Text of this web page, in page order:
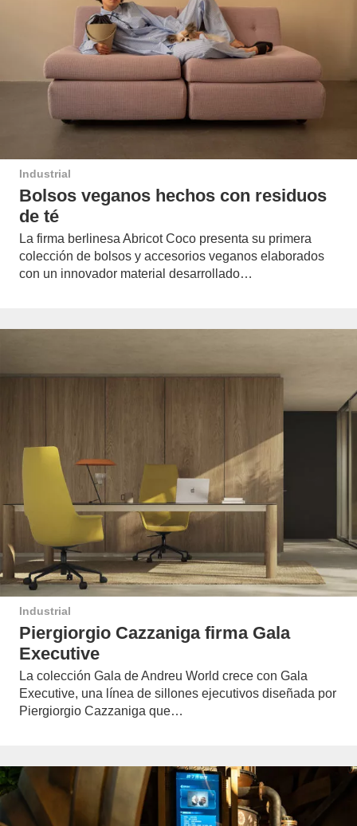
Industrial
Bolsos veganos hechos con residuos
de té
La firma berlinesa Abricot Coco presenta su primera
colección de bolsos y accesorios veganos elaborados
con un innovador material desarrollado…
Industrial
Piergiorgio Cazzaniga firma Gala
Executive
La colección Gala de Andreu World crece con Gala
Executive, una línea de sillones ejecutivos diseñada por
Piergiorgio Cazzaniga que…